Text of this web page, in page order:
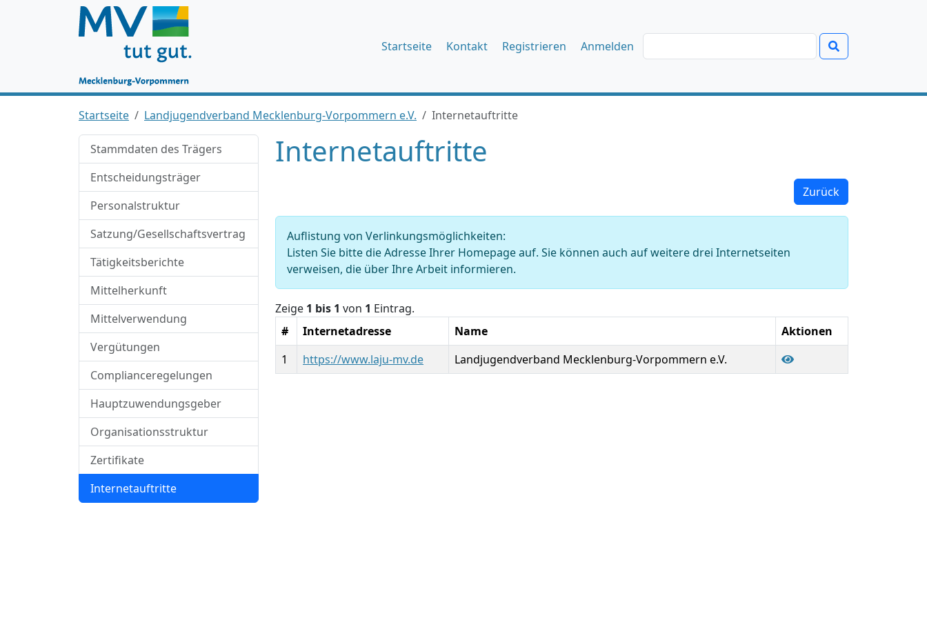
Startseite Kontakt Registrieren Anmelden
Startseite Landjugendverband Mecklenburg-Vorpommern e.V. Internetauftritte
Stammdaten des Trägers
Entscheidungsträger
Personalstruktur
Satzung/Gesellschaftsvertrag
Tätigkeitsberichte
Mittelherkunft
Mittelverwendung
Vergütungen
Complianceregelungen
Hauptzuwendungsgeber
Organisationsstruktur
Zertifikate
Internetauftritte
Internetauftritte
Zurück
Auflistung von Verlinkungsmöglichkeiten:
Listen Sie bitte die Adresse Ihrer Homepage auf. Sie können auch auf weitere drei Internetseiten
verweisen, die über Ihre Arbeit informieren.
Zeige 1 bis 1 von 1 Eintrag.
#
Internetadresse Name
Aktionen
1
https://www.laju-mv.de Landjugendverband Mecklenburg-Vorpommern e.V.